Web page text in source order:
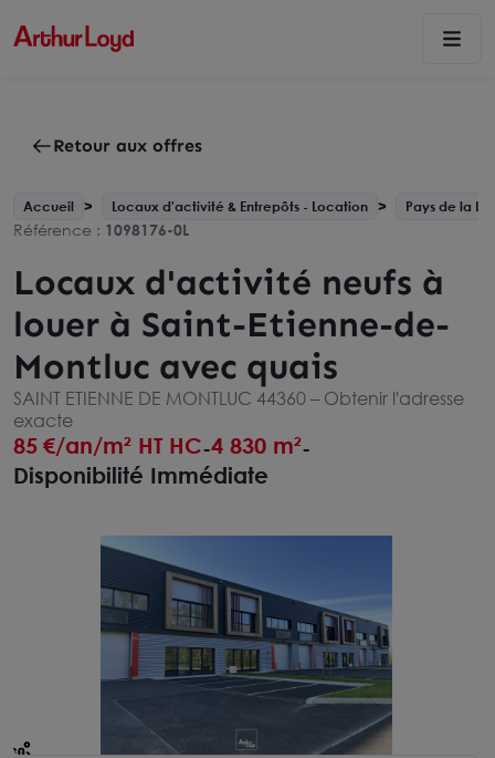
Retour aux offres
Accueil Locaux d'activité & Entrepôts - Location Pays de la
Référence : 1098176-0L
Locaux d'activité neufs à
louer à Saint-Etienne-de-
Montluc avec quais
SAINT ETIENNE DE MONTLUC 44360 – Obtenir l'adresse
exacte
85 €/an/m² HT HC-4 830 m²-
Disponibilité Immédiate